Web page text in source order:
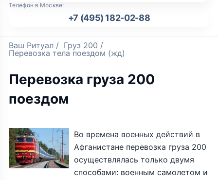
Телефон в Москве:
+7 (495) 182-02-88
Ваш Ритуал / Груз 200 /
Перевозка тела поездом (жд)
Перевозка груза 200
поездом
Во времена военных действий в
Афганистане перевозка груза 200
осуществлялась только двумя
способами: военным самолетом и